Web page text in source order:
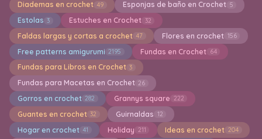
Diademas en crochet 49 Esponjas de baño en Crochet 5
Estolas 3 Estuches en Crochet 32
Faldas largas y cortas a crochet 47 Flores en crochet 156
Free patterns amigurumi 2195 Fundas en Crochet 64
Fundas para Libros en Crochet 3
Fundas para Macetas en Crochet 26
Gorros en crochet 282 Grannys square 222
Guantes en crochet 32 Guirnaldas 12
Hogar en crochet 41 Holiday 211 Ideas en crochet 204